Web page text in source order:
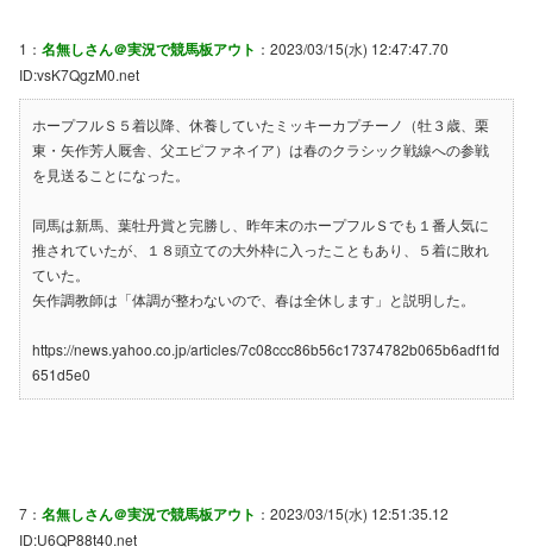
1： 名無しさん＠実況で競馬板アウト ：2023/03/15(水) 12:47:47.70
ID:vsK7QgzM0.net
ホープフルＳ５着以降、休養していたミッキーカプチーノ（牡３歳、栗
東・矢作芳人厩舎、父エピファネイア）は春のクラシック戦線への参戦
を見送ることになった。
同馬は新馬、葉牡丹賞と完勝し、昨年末のホープフルＳでも１番人気に
推されていたが、１８頭立ての大外枠に入ったこともあり、５着に敗れ
ていた。
矢作調教師は「体調が整わないので、春は全休します」と説明した。
https://news.yahoo.co.jp/articles/7c08ccc86b56c17374782b065b6adf1fd
651d5e0
7： 名無しさん＠実況で競馬板アウト ：2023/03/15(水) 12:51:35.12
ID:U6QP88t40.net